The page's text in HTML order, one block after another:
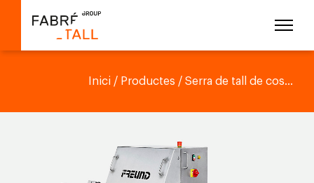
Inici / Productes / Serra de tall de cos...